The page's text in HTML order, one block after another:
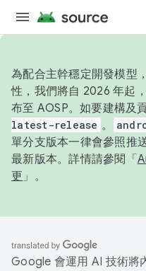
為配合主幹穩定開發模型
性，我們將自 2026 年起
布至 AOSP。如要建構及
latest-release 。
單分支版本一律會參照推
最新版本。詳情請參閱「
更 」。
Google 會運用 AI 技術將